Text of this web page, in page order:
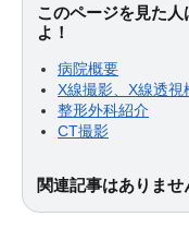
このページを見た
よ！
病院概要
X線撮影、X線透視
整形外科紹介
CT撮影
関連記事はありませ